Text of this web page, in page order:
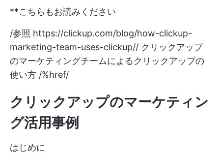
**こちらもお読みください
/参照 https://clickup.com/blog/how-clickup-
marketing-team-uses-clickup// クリックアップ
のマーケティングチームによるクリックアップの
使い方 /%href/
クリックアップのマーケティン
グ活用事例
はじめに